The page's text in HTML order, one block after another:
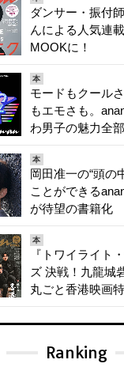
ダンサー・振付
んによる人気連
MOOKに！
本
モードもクール
もエモさも。
わ男子の魅力全部
本
岡田准一の“頭の
ことができる
が待望の書籍化
本
『トワイライト
ズ 決戦！九龍城
丸ごと香港映画特
Ranking